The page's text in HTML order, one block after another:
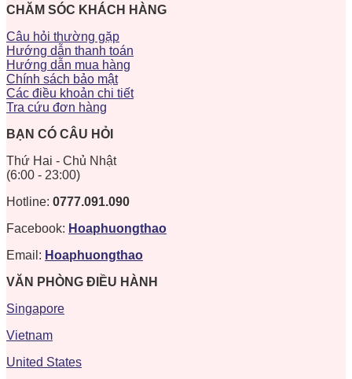
CHĂM SÓC KHÁCH HÀNG
Câu hỏi thường gặp
Hướng dẫn thanh toán
Hướng dẫn mua hàng
Chính sách bảo mật
Các điều khoản chi tiết
Tra cứu đơn hàng
BẠN CÓ CÂU HỎI
Thứ Hai - Chủ Nhật
(6:00 - 23:00)
Hotline: 0777.091.090
Facebook: Hoaphuongthao
Email: Hoaphuongthao
VĂN PHÒNG ĐIỀU HÀNH
Singapore
Vietnam
United States